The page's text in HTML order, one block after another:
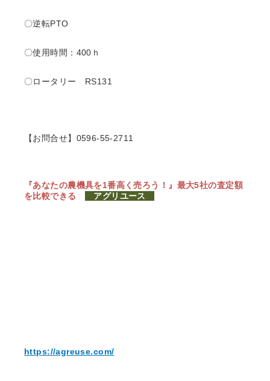
〇逆転PTO
〇使用時間：400ｈ
〇ロータリー RS131
【お問合せ】0596-55-2711
『あなたの農機具を1番高く売ろう！』 最大5社の査定額
を比較できる
アグリユース
https://agreuse.com/